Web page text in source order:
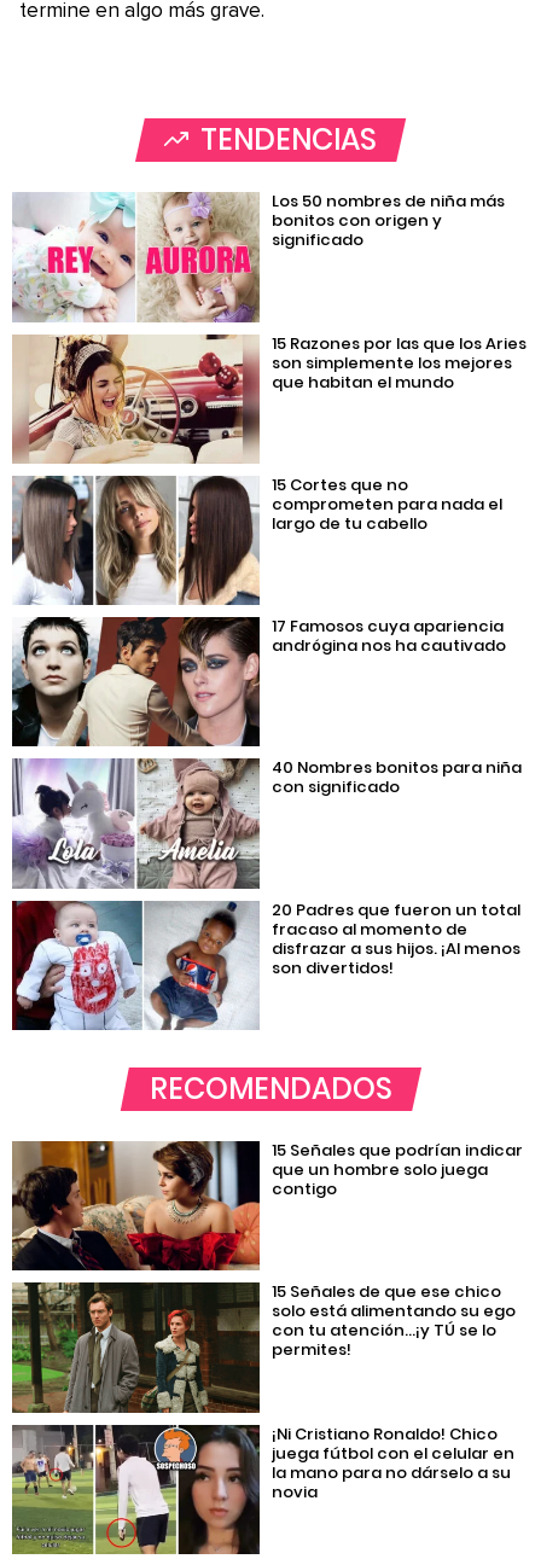
termine en algo más grave.
TENDENCIAS
Los 50 nombres de niña más
bonitos con origen y
significado
15 Razones por las que los Aries
son simplemente los mejores
que habitan el mundo
15 Cortes que no
comprometen para nada el
largo de tu cabello
17 Famosos cuya apariencia
andrógina nos ha cautivado
40 Nombres bonitos para niña
con significado
20 Padres que fueron un total
fracaso al momento de
disfrazar a sus hijos. ¡Al menos
son divertidos!
RECOMENDADOS
15 Señales que podrían indicar
que un hombre solo juega
contigo
15 Señales de que ese chico
solo está alimentando su ego
con tu atención…¡y TÚ se lo
permites!
¡Ni Cristiano Ronaldo! Chico
juega fútbol con el celular en
la mano para no dárselo a su
novia